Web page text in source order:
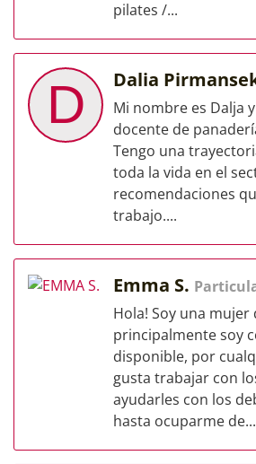
pilates /...
D Dalia
Mi nombre es Dalja
docente de
Tengo una
toda la vida en el
recomendaciones
trabajo....
Emma S.
Hola! Soy una mujer
principalmente soy
disponible, por
gusta trabajar con
ayudarles con los
hasta ocuparme de...